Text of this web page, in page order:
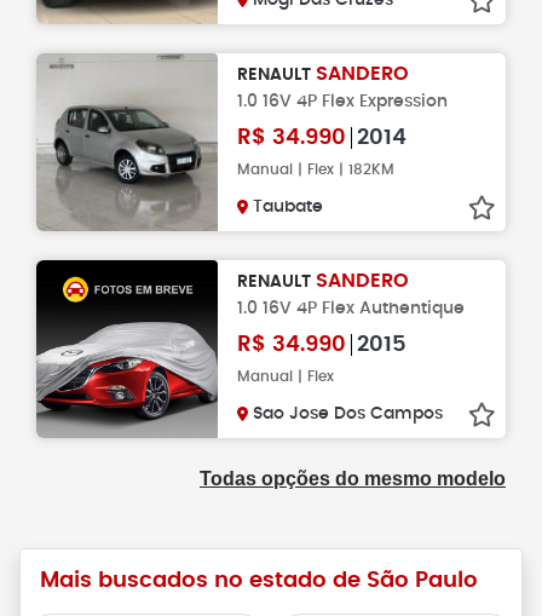
RENAULT SANDERO
1.0 16V 4P Flex Expression
R$ 34.990 2014
Manual | Flex | 182KM
Taubate
RENAULT SANDERO
1.0 16V 4P Flex Authentique
R$ 34.990 2015
Manual | Flex
Sao Jose Dos Campos
Todas opções do mesmo modelo
Mais buscados no estado de São Paulo